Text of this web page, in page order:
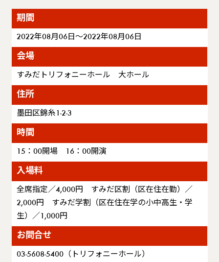
期間
2022年08月06日～2022年08月06日
会場
すみだトリフォニーホール 大ホール
住所
墨田区錦糸1-2-3
時間
15：00開場 16：00開演
入場料
全席指定／4,000円 すみだ区割（区在住在勤）／
2,000円 すみだ学割（区在住在学の小中高生・学
生）／1,000円
お問合せ
03-5608-5400（トリフォニーホール）